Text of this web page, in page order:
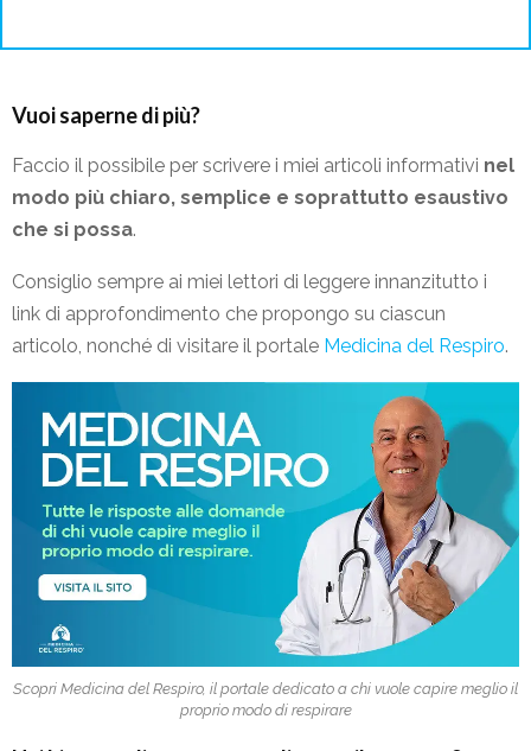
Vuoi saperne di più?
Faccio il possibile per scrivere i miei articoli informativi nel
modo più chiaro, semplice e soprattutto esaustivo
che si possa.
Consiglio sempre ai miei lettori di leggere innanzitutto i
link di approfondimento che propongo su ciascun
articolo, nonché di visitare il portale Medicina del Respiro.
Scopri Medicina del Respiro, il portale dedicato a chi vuole capire meglio il
proprio modo di respirare